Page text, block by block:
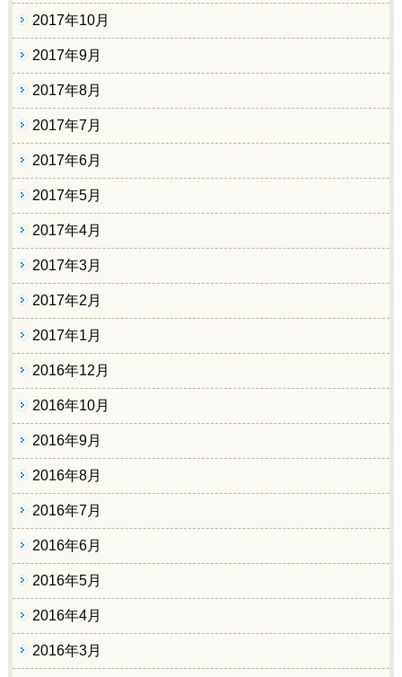
2017年10月
2017年9月
2017年8月
2017年7月
2017年6月
2017年5月
2017年4月
2017年3月
2017年2月
2017年1月
2016年12月
2016年10月
2016年9月
2016年8月
2016年7月
2016年6月
2016年5月
2016年4月
2016年3月